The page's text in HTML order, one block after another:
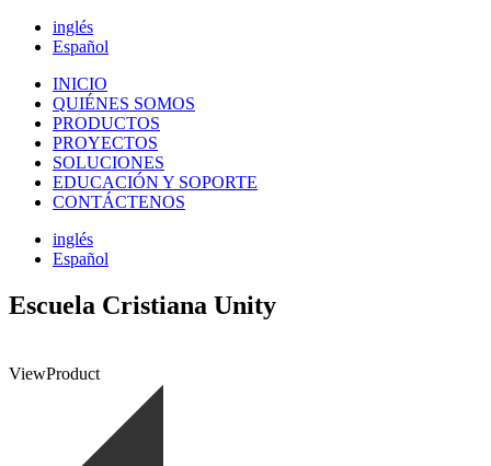
inglés
Español
INICIO
QUIÉNES SOMOS
PRODUCTOS
PROYECTOS
SOLUCIONES
EDUCACIÓN Y SOPORTE
CONTÁCTENOS
inglés
Español
Escuela Cristiana Unity
ViewProduct